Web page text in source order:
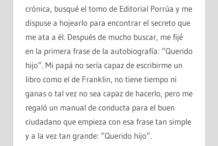
crónica, busqué el tomo de Editorial Porrúa y me
dispuse a hojearlo para encontrar el secreto que
me ata a él. Después de mucho buscar, me fijé
en la primera frase de la autobiografía: “Querido
hijo”. Mi papá no sería capaz de escribirme un
libro como el de Franklin, no tiene tiempo ni
ganas o tal vez no sea capaz de hacerlo, pero me
regaló un manual de conducta para el buen
ciudadano que empieza con esa frase tan simple
y a la vez tan grande: “Querido hijo”.